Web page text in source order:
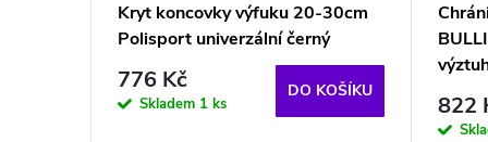
Kryt koncovky výfuku 20-30cm
Polisport univerzální černý
776 Kč
Skladem 1 ks
DO KOŠÍKU 822